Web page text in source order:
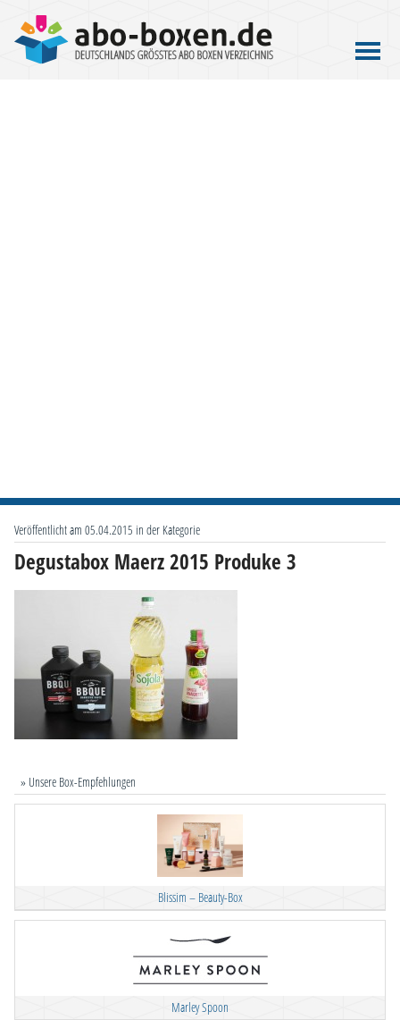
Veröffentlicht am 05.04.2015 in der Kategorie
Degustabox Maerz 2015 Produke 3
» Unsere Box-Empfehlungen
Blissim – Beauty-Box
Marley Spoon